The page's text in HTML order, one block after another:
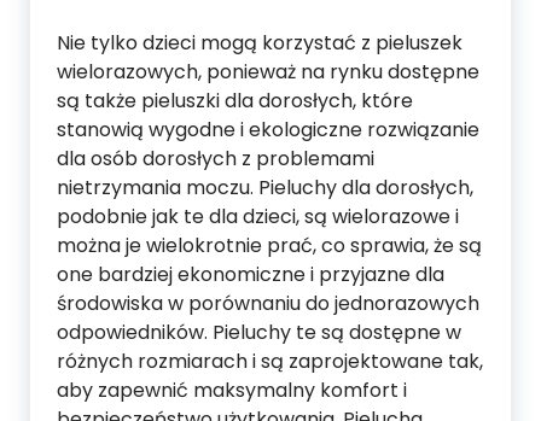
Nie tylko dzieci mogą korzystać z pieluszek
wielorazowych, ponieważ na rynku dostępne
są także pieluszki dla dorosłych, które
stanowią wygodne i ekologiczne rozwiązanie
dla osób dorosłych z problemami
nietrzymania moczu. Pieluchy dla dorosłych,
podobnie jak te dla dzieci, są wielorazowe i
można je wielokrotnie prać, co sprawia, że są
one bardziej ekonomiczne i przyjazne dla
środowiska w porównaniu do jednorazowych
odpowiedników. Pieluchy te są dostępne w
różnych rozmiarach i są zaprojektowane tak,
aby zapewnić maksymalny komfort i